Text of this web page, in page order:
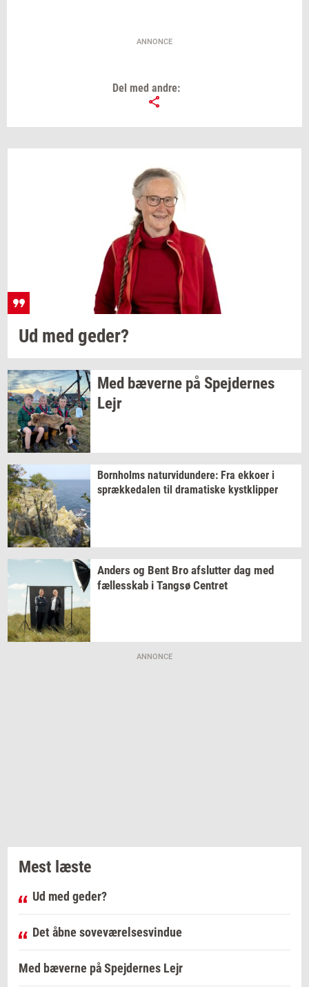
ANNONCE
Del med andre:
Ud med geder?
Med bæ­ver­ne på Spej­der­nes
Lejr
Born­holms na­tur­vi­dun­de­re: Fra ek­ko­er i
spræk­ke­da­len til dra­ma­ti­ske kyst­klip­per
An­ders og Bent Bro af­slut­ter dag med
fæl­les­skab i Tangsø Cen­tret
ANNONCE
Mest læste
Ud med geder?
Det åbne soveværelsesvindue
Med bæverne på Spejdernes Lejr